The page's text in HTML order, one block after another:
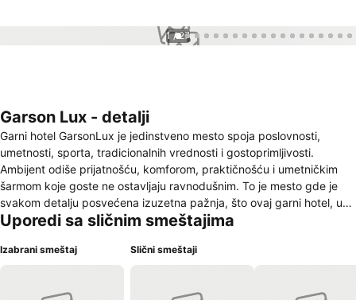
1 / 27
Garson Lux - detalji
Garni hotel GarsonLux je jedinstveno mesto spoja poslovnosti,
umetnosti, sporta, tradicionalnih vrednosti i gostoprimljivosti.
Ambijent odiše prijatnošću, komforom, praktičnošću i umetničkim
šarmom koje goste ne ostavljaju ravnodušnim. To je mesto gde je
svakom detalju posvećena izuzetna pažnja, što ovaj garni hotel, uz
visok nivo usluge i funkcionalnosti, izdvaja iz uobičajene hotelske
fotografije i skulpture, kreiraju ambijent udobnosti, opuštenosti i
Uporedi sa sličnim smeštajima
Izabrani smeštaj Slični smeštaji